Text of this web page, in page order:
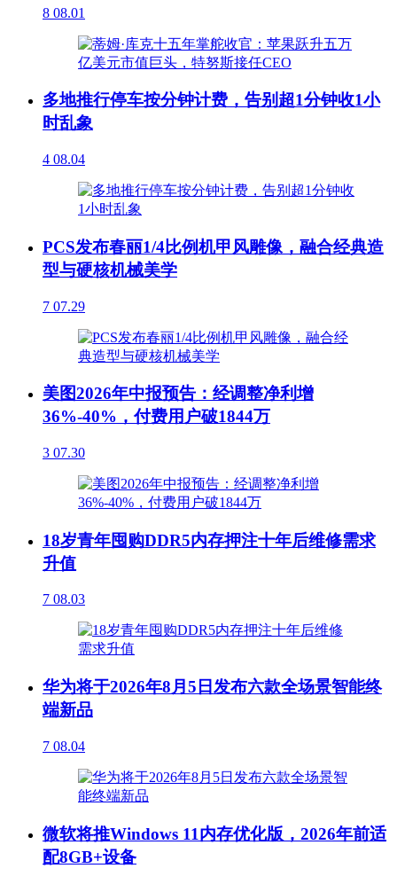
8 08.01
多地推行停车按分钟计费，告别超1分钟收1小
时乱象
4 08.04
PCS发布春丽1/4比例机甲风雕像，融合经典造
型与硬核机械美学
7 07.29
美图2026年中报预告：经调整净利增
36%-40%，付费用户破1844万
3 07.30
18岁青年囤购DDR5内存押注十年后维修需求
升值
7 08.03
华为将于2026年8月5日发布六款全场景智能终
端新品
7 08.04
微软将推Windows 11内存优化版，2026年前适
配8GB+设备